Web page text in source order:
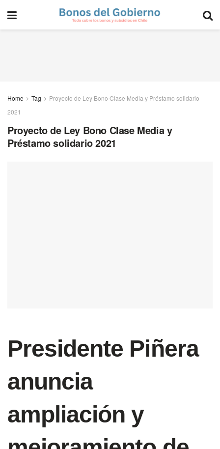
Home Tag
Proyecto de Ley Bono Clase Media y Préstamo solidario
2021
Proyecto de Ley Bono Clase Media y
Préstamo solidario 2021
Presidente Piñera
anuncia
ampliación y